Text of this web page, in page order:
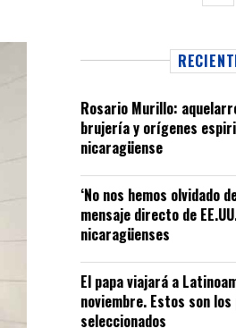
Rosario Murillo:
brujería y orígenes
nicaragüense
‘No nos hemos olvidado
mensaje directo de
nicaragüenses
El papa viajará a
noviembre. Estos son
seleccionados